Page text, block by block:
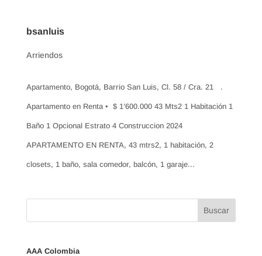
bsanluis
Arriendos
Apartamento, Bogotá, Barrio San Luis, Cl. 58 / Cra. 21 .
Apartamento en Renta • $ 1’600.000 43 Mts2 1 Habitación 1
Baño 1 Opcional Estrato 4 Construccion 2024
APARTAMENTO EN RENTA, 43 mtrs2, 1 habitación, 2
closets, 1 baño, sala comedor, balcón, 1 garaje...
AAA Colombia